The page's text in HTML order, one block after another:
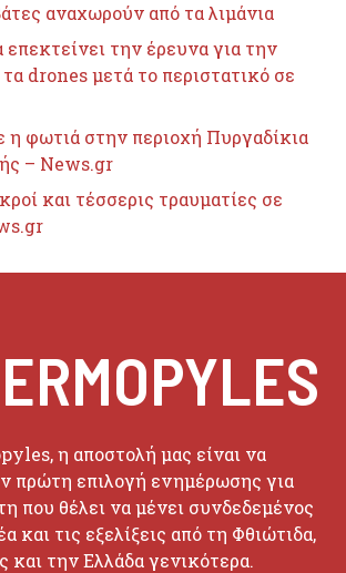
αναχωρούν από τα λιμάνια
επεκτείνει την έρευνα για την
drones μετά το περιστατικό σε
η φωτιά στην περιοχή Πυργαδίκια
– News.gr
και τέσσερις τραυματίες σε
η αποστολή μας είναι να
πρώτη επιλογή ενημέρωσης για
που θέλει να μένει συνδεδεμένος
και τις εξελίξεις από τη Φθιώτιδα,
και την Ελλάδα γενικότερα.